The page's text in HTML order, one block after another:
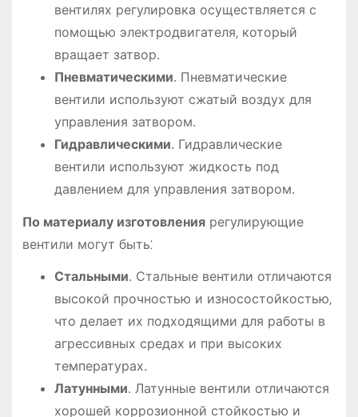
вентилях регулировка осуществляется с
помощью электродвигателя‚ который
вращает затвор.
Пневматическими. Пневматические
вентили используют сжатый воздух для
управления затвором.
Гидравлическими. Гидравлические
вентили используют жидкость под
давлением для управления затвором.
По материалу изготовлениярегулирующие
вентили могут быть⁚
Стальными. Стальные вентили отличаются
высокой прочностью и износостойкостью‚
что делает их подходящими для работы в
агрессивных средах и при высоких
температурах.
Латунными. Латунные вентили отличаются
хорошей коррозионной стойкостью и